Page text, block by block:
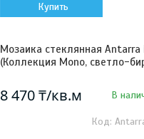
Купить
Мозаика стеклянная Antarra
(Коллекция Mono, светло-
8 470 ₸/кв.м В